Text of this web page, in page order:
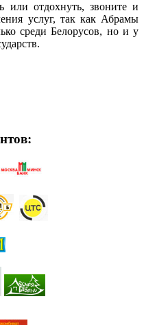
или отдохнуть, звоните и
услуг, так как Абрамы
среди Белорусов, но и у